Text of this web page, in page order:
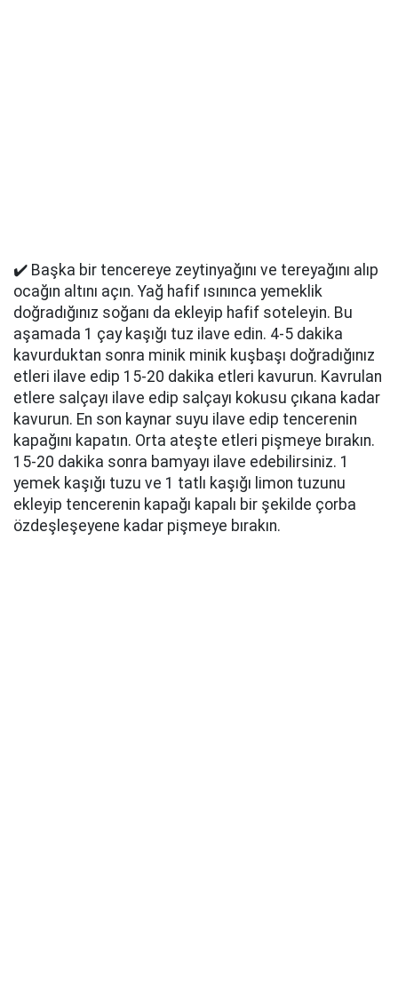
✔️ Başka bir tencereye zeytinyağını ve tereyağını alıp
ocağın altını açın. Yağ hafif ısınınca yemeklik
doğradığınız soğanı da ekleyip hafif soteleyin. Bu
aşamada 1 çay kaşığı tuz ilave edin. 4-5 dakika
kavurduktan sonra minik minik kuşbaşı doğradığınız
etleri ilave edip 15-20 dakika etleri kavurun. Kavrulan
etlere salçayı ilave edip salçayı kokusu çıkana kadar
kavurun. En son kaynar suyu ilave edip tencerenin
kapağını kapatın. Orta ateşte etleri pişmeye bırakın.
15-20 dakika sonra bamyayı ilave edebilirsiniz. 1
yemek kaşığı tuzu ve 1 tatlı kaşığı limon tuzunu
ekleyip tencerenin kapağı kapalı bir şekilde çorba
özdeşleşeyene kadar pişmeye bırakın.